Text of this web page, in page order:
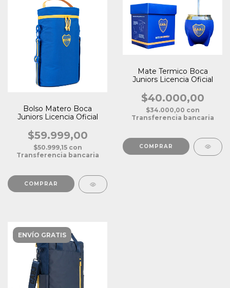
Bolso Matero Boca
Juniors Licencia Oficial
$59.999,00
$50.999,15 con
Transferencia bancaria
Mate Termico Boca
Juniors Licencia Oficial
$40.000,00
$34.000,00 con
Transferencia bancaria
ENVÍO GRATIS